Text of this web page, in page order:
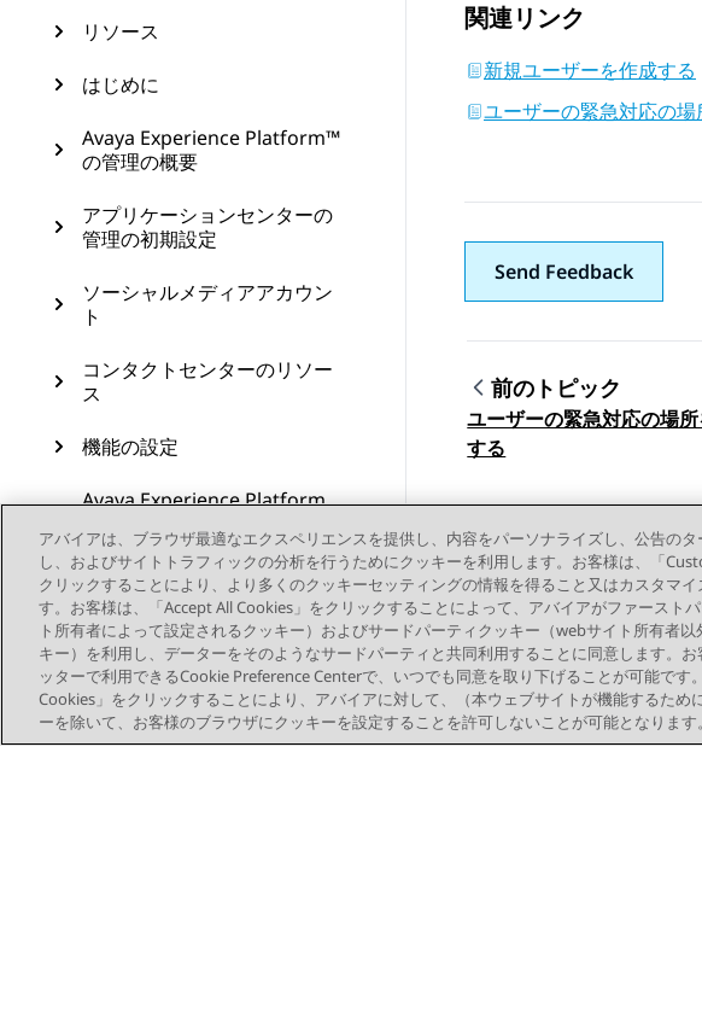
リソース
はじめに
Avaya Experience Platform™
の管理の概要
アプリケーションセンターの
管理の初期設定
ソーシャルメディアアカウン
ト
コンタクトセンターのリソー
ス
機能の設定
Avaya Experience Platform
Connect）
シングルサインオンプロトコ
ル
Plantronics および Jabra ヘ
ッドセットの通話制御設定
関連リンク
新規ユーザーを作成する
ユーザーの緊急対応の場
Send Feedback
トピックナビゲー
前のトピック
ユーザーの緊急対応の場
する
アバイアは、ブラウザ最適なエクスペリエンスを提供し、内容をパーソナライズし、公告の
し、およびサイトトラフィックの分析を行うためにクッキーを利用します。お客様は、「
クリックすることにより、より多くのクッキーセッティングの情報を得ること又はカスタマ
す。お客様は、「Accept All Cookies」をクリックすることによって、アバイアがファースト
ト所有者によって設定されるクッキー）およびサードパーティクッキー（webサイト所有者
キー）を利用し、データーをそのようなサードパーティと共同利用することに同意します。
ッターで利用できるCookie Preference Centerで、いつでも同意を取り下げることが可能です
Cookies」をクリックすることにより、アバイアに対して、（本ウェブサイトが機能するため
ーを除いて、お客様のブラウザにクッキーを設定することを許可しないことが可能となります。